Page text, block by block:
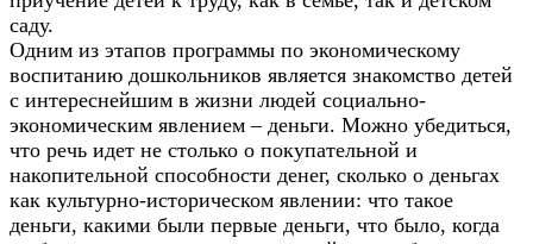
саду.
Одним из этапов программы по экономическому
воспитанию дошкольников является знакомство детей
с интереснейшим в жизни людей социально-
экономическим явлением – деньги. Можно убедиться,
что речь идет не столько о покупательной и
накопительной способности денег, сколько о деньгах
как культурно-историческом явлении: что такое
деньги, какими были первые деньги, что было, когда